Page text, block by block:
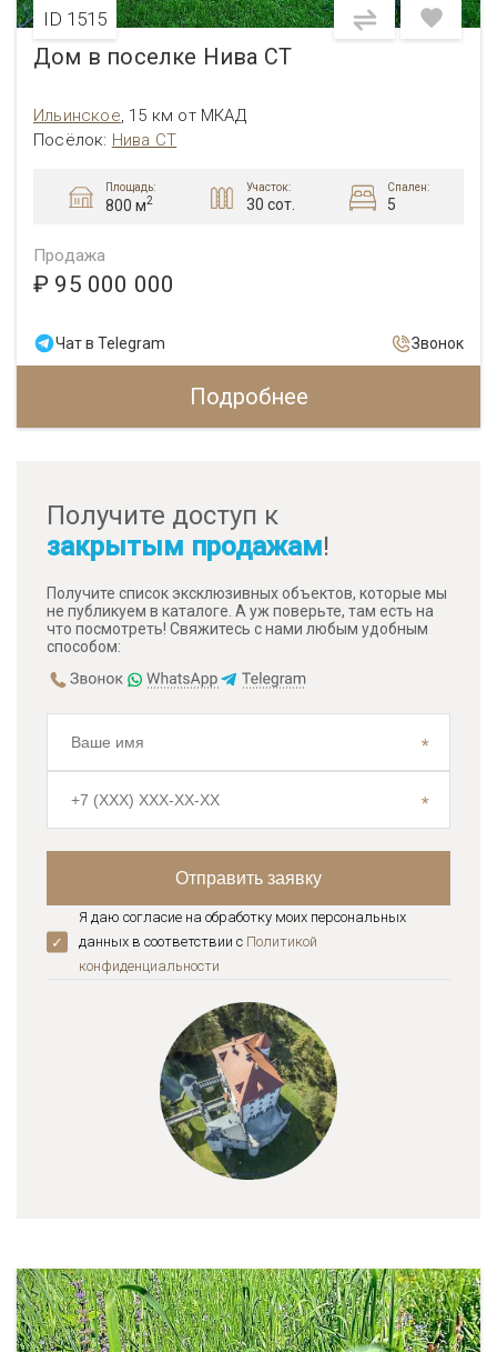
ID 1515
Дом в поселке Нива СТ
Ильинское, 15 км от МКАД
Посёлок: Нива СТ
Площадь:
800 м2
Участок:
30 сот.
Спален:
5
Продажа
₽ 95 000 000
Чат в Telegram Звонок
Подробнее
Получите доступ к
закрытым продажам!
Получите список эксклюзивных объектов, которые мы
не публикуем в каталоге. А уж поверьте, там есть на
что посмотреть! Свяжитесь с нами любым удобным
способом:
Я даю согласие на обработку моих персональных
данных в соответствии с Политикой
конфиденциальноcти